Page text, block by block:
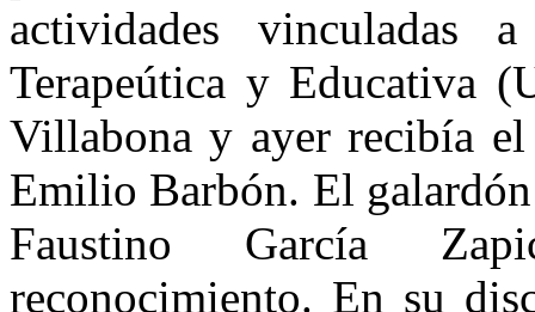
actividades vinculadas
Terapeútica y Educativa
Villabona y ayer recibía
Emilio Barbón. El
Faustino García
reconocimiento. En su